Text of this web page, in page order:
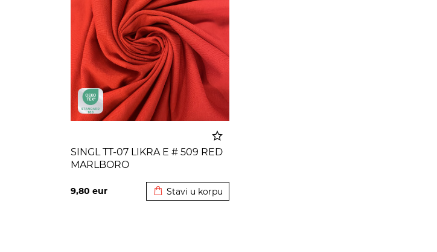
SINGL TT-07 LIKRA E # 509 RED
MARLBORO
9,80 eur Stavi u korpu